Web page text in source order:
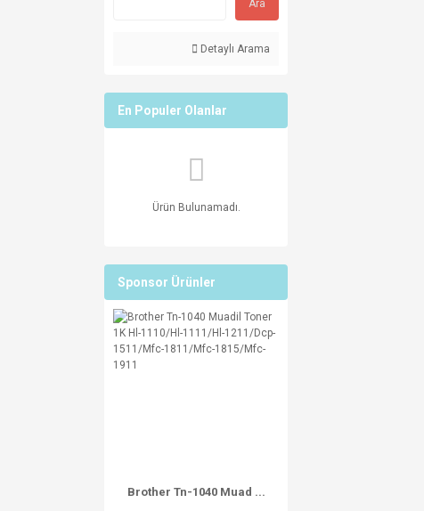
Ara
Detaylı Arama
En Populer Olanlar
Ürün Bulunamadı.
Sponsor Ürünler
Brother Tn-1040 Muad ...